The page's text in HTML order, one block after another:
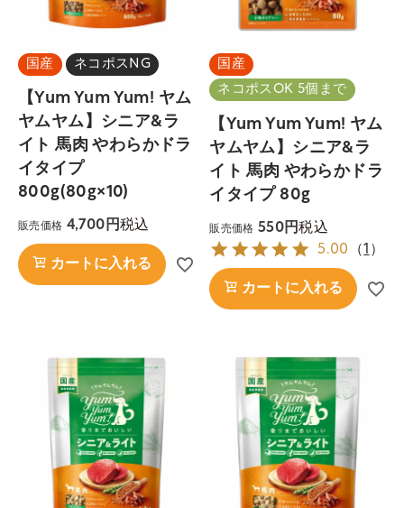
国産 ネコポスNG
【Yum Yum Yum! ヤム
ヤムヤム】シニア&ラ
イト 馬肉 やわらかドラ
イタイプ
800g(80g×10)
販売価格 4,700 税込
カートに入れる
国産
ネコポスOK 5個まで
【Yum Yum Yum! ヤム
ヤムヤム】シニア&ラ
イト 馬肉 やわらかドラ
イタイプ 80g
販売価格 550 税込
5.00 （1 ）
カートに入れる